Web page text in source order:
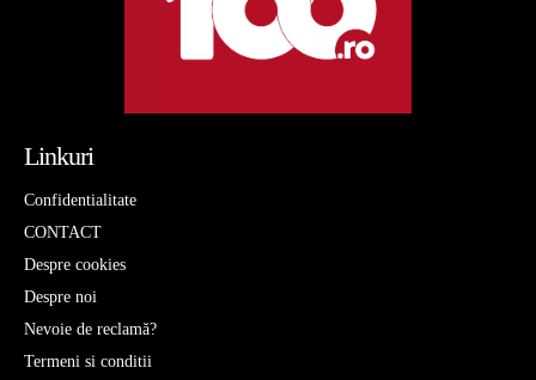
Linkuri
Confidentialitate
CONTACT
Despre cookies
Despre noi
Nevoie de reclamă?
Termeni si conditii